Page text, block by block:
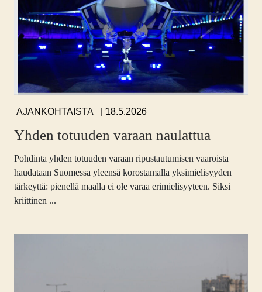
AJANKOHTAISTA ,18.5.2026
Yhden totuuden varaan naulattua
Pohdinta yhden totuuden varaan ripustautumisen vaaroista
haudataan Suomessa yleensä korostamalla yksimielisyyden
tärkeyttä: pienellä maalla ei ole varaa erimielisyyteen. Siksi
kriittinen ...